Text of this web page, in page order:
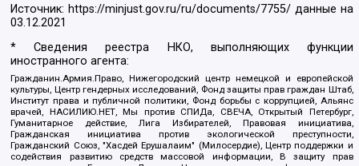
Источник: https://minjust.gov.ru/ru/documents/7755/ данные на
03.12.2021
* Сведения реестра НКО, выполняющих функции
иностранного агента:
Гражданин.Армия.Право, Нижегородский центр немецкой и европейской
культуры, Центр гендерных исследований, Фонд защиты прав граждан Штаб,
Институт права и публичной политики, Фонд борьбы с коррупцией, Альянс
врачей, НАСИЛИЮ.НЕТ, Мы против СПИДа, СВЕЧА, Открытый Петербург,
Гуманитарное действие, Лига Избирателей, Правовая инициатива,
Гражданская инициатива против экологической преступности,
Гражданский Союз, "Хасдей Ерушалаим" (Милосердие), Центр поддержки и
содействия развитию средств массовой информации, В защиту прав